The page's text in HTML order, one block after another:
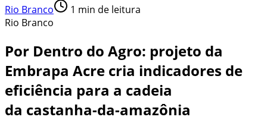
Rio Branco 1 min de leitura
Rio Branco
Por Dentro do Agro: projeto da
Embrapa Acre cria indicadores de
eficiência para a cadeia
da castanha-da-amazônia